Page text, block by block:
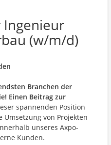
(w/m/d)
Branchen der
Einen Beitrag zur
spannenden Position
von Projekten
unseres Axpo-
Kunden.